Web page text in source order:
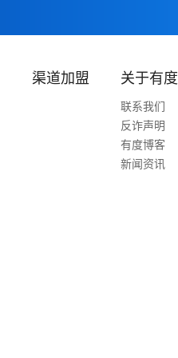
渠道加盟 关于有度
联系我们
反诈声明
有度博客
新闻资讯